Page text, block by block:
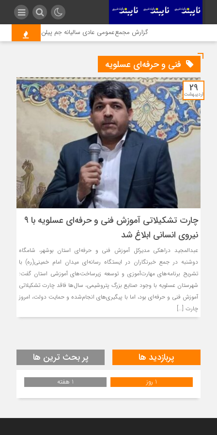
گزارش مجمع‌عمومی عادی سالیانه جم پیلن منتهی به پایان اسفند ۱۴۰۴/ گریدهای جدید جم پیلن در
فنی و حرفه‌ای عسلویه
29
اردیبهشت
چارت تشکیلاتی آموزش فنی و حرفه‌ای عسلویه با ۹
نیروی انسانی ابلاغ شد
عبدالمجید دراهکی مدیرکل آموزش فنی و حرفه‌ای استان بوشهر، شامگاه
دوشنبه در جمع خبرنگاران در ایستگاه رسانه‌ای میدان امام خمینی(ره) با
تشریح برنامه‌های مهارت‌آموزی و توسعه زیرساخت‌های آموزشی استان گفت:
شهرستان عسلویه با وجود صنایع بزرگ پتروشیمی، سال‌ها فاقد چارت تشکیلاتی
آموزش فنی و حرفه‌ای بود، اما با پیگیری‌های انجام‌شده و حمایت دولت، امروز
چارت […]
پربازدید ها پر بحث ترین ها
1 روز 1 هفته